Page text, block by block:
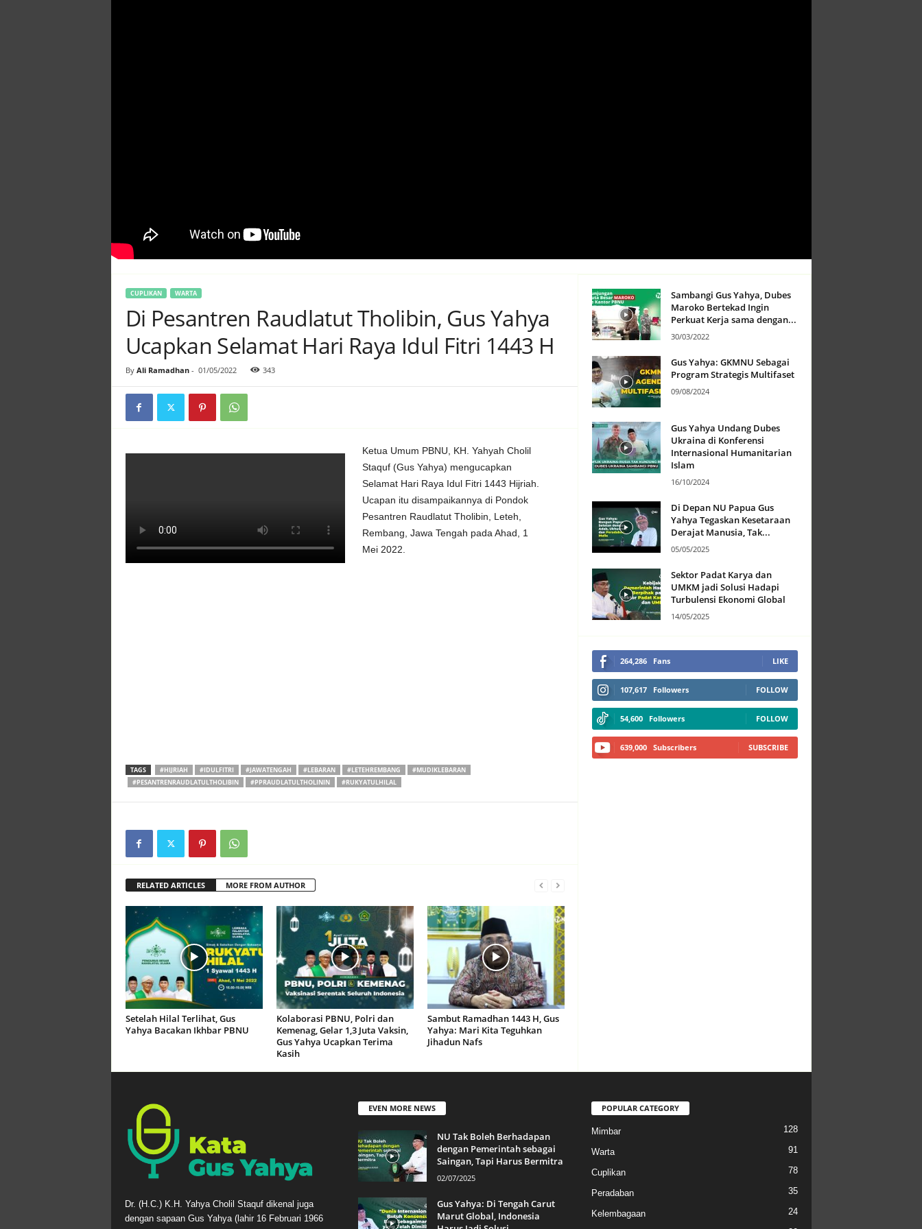
CUPLIKAN WARTA
Di Pesantren Raudlatut Tholibin, Gus Yahya
Ucapkan Selamat Hari Raya Idul Fitri 1443 H
By Ali Ramadhan- 01/05/2022 343
Ketua Umum PBNU, KH. Yahyah Cholil
Staquf (Gus Yahya) mengucapkan
Selamat Hari Raya Idul Fitri 1443 Hijriah.
Ucapan itu disampaikannya di Pondok
Pesantren Raudlatut Tholibin, Leteh,
Rembang, Jawa Tengah pada Ahad, 1
Mei 2022.
TAGS #HIJRIAH #IDULFITRI #JAWATENGAH #LEBARAN #LETEHREMBANG
#MUDIKLEBARAN
#PESANTRENRAUDLATULTHOLIBIN
#PPRAUDLATULTHOLININ #RUKYATULHILAL
RELATED ARTICLES MORE FROM AUTHOR
Setelah Hilal Terlihat, Gus
Yahya Bacakan Ikhbar PBNU
Kolaborasi PBNU, Polri dan
Kemenag, Gelar 1,3 Juta Vaksin,
Gus Yahya Ucapkan Terima
Kasih
Sambut Ramadhan 1443 H, Gus
Yahya: Mari Kita Teguhkan
Jihadun Nafs
Sambangi Gus Yahya, Dubes
Maroko Bertekad Ingin
Perkuat Kerja sama dengan...
30/03/2022
Gus Yahya: GKMNU Sebagai
Program Strategis Multifaset
09/08/2024
Gus Yahya Undang Dubes
Ukraina di Konferensi
Internasional Humanitarian
Islam
16/10/2024
Di Depan NU Papua Gus
Yahya Tegaskan Kesetaraan
Derajat Manusia, Tak...
05/05/2025
Sektor Padat Karya dan
UMKM jadi Solusi Hadapi
Turbulensi Ekonomi Global
14/05/2025
264,286 Fans LIKE
107,617 Followers FOLLOW
54,600 Followers FOLLOW
639,000 Subscribers SUBSCRIBE
Dr. (H.C.) K.H. Yahya Cholil Staquf dikenal juga
dengan sapaan Gus Yahya (lahir 16 Februari 1966
EVEN MORE NEWS
NU Tak Boleh Berhadapan
dengan Pemerintah sebagai
Saingan, Tapi Harus Bermitra
02/07/2025
Gus Yahya: Di Tengah Carut
Marut Global, Indonesia
POPULAR CATEGORY
Mimbar 128
Warta 91
Cuplikan 78
Peradaban 35
Kelembagaan
24